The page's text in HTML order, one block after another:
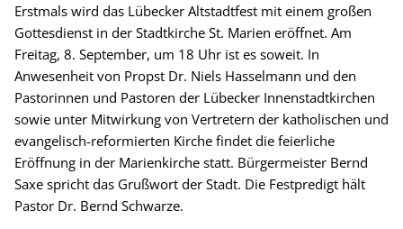
Erstmals wird das Lübecker Altstadtfest mit einem großen
Gottesdienst in der Stadtkirche St. Marien eröffnet. Am
Freitag, 8. September, um 18 Uhr ist es soweit. In
Anwesenheit von Propst Dr. Niels Hasselmann und den
Pastorinnen und Pastoren der Lübecker Innenstadtkirchen
sowie unter Mitwirkung von Vertretern der katholischen und
evangelisch-reformierten Kirche findet die feierliche
Eröffnung in der Marienkirche statt. Bürgermeister Bernd
Saxe spricht das Grußwort der Stadt. Die Festpredigt hält
Pastor Dr. Bernd Schwarze.